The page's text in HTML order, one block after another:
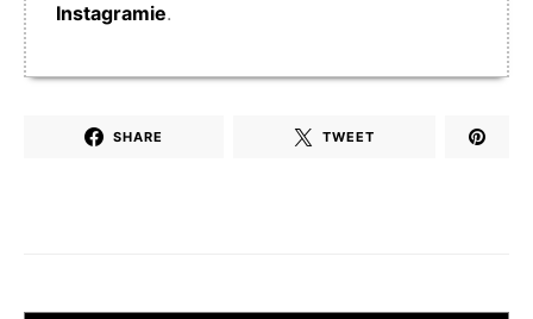
Instagramie.
SHARE TWEET